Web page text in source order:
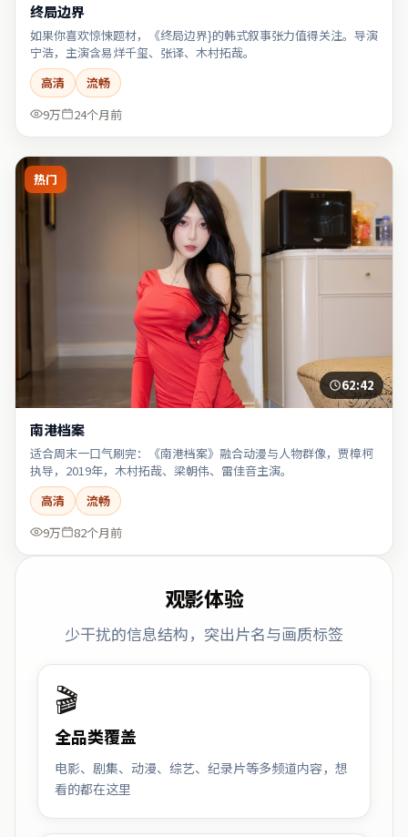
终局边界
如果你喜欢惊悚题材，《终局边界}的韩式叙事张力值得关注。导演
宁浩，主演含易烊千玺、张译、木村拓哉。
高清
流畅
9万
24个月前
热门
62:42
南港档案
适合周末一口气刷完：《南港档案》融合动漫与人物群像，贾樟柯
执导，2019年，木村拓哉、梁朝伟、雷佳音主演。
高清
流畅
9万
82个月前
观影体验
少干扰的信息结构，突出片名与画质标签
🎬
全品类覆盖
电影、剧集、动漫、综艺、纪录片等多频道内容，想
看的都在这里